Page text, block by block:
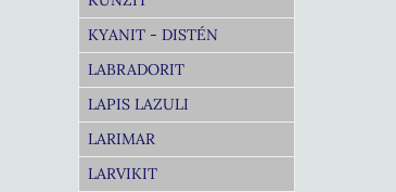
KYANIT - DISTÉN
LABRADORIT
LAPIS LAZULI
LARIMAR
LARVIKIT